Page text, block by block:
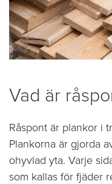
Vad är
Råspont är plankor i
Plankorna är gjorda
ohyvlad yta. Varje
som kallas för fjäder